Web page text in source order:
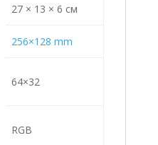
27 × 13 × 6 см
256×128 mm
64×32
RGB